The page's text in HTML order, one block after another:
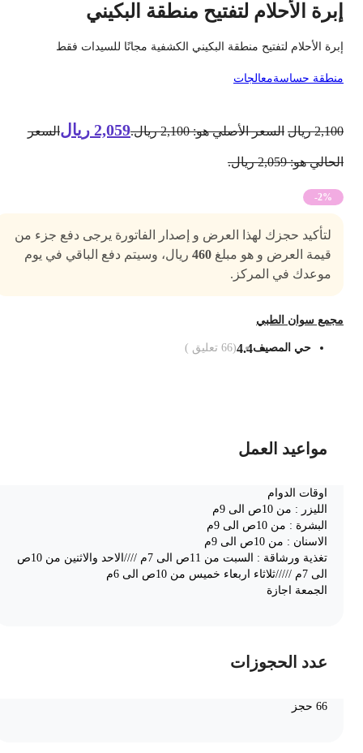
الأحلام لتفتيح منطقة البكيني
الأحلام لتفتيح منطقة البكيني الكشفية مجانًا للسيدات فقط
حساسةمعالجات
ريال السعر الأصلي هو: 2,100 ريال. 2,059 ريال السعر
هو: 2,059 ريال.
-2%
لتأكيد حجزك لهذا العرض و إصدار الفاتورة يرجى دفع جزء من
قيمة العرض و هو مبلغ460 ريال، وسيتم دفع الباقي في يوم
موعدك في المركز.
سوان الطبي
حي المصيف4.4
(
66تعليق )
مواعيد العمل
اوقات الدوام
الليزر : من 10ص الى 9م
البشرة : من 10ص الى 9م
الاسنان : من 10ص الى 9م
تغذية ورشاقة : السبت من 11ص الى 7م ////الاحد والاثنين من 10ص
الجمعة اجازة
عدد الحجوزات